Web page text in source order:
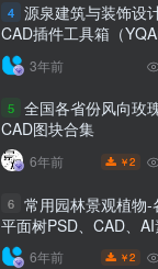
4 源泉建筑与装饰设
CAD插件工具箱（
6.7.4）
3年前
5 全国各省份风向玫
CAD图块合集
6年前 ￥2
6 常用园林景观植物-
平面树PSD、CAD、
线稿
6年前 ￥2